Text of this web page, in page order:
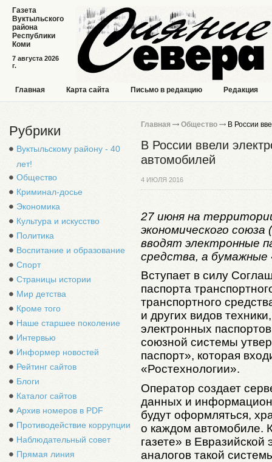
7 августа 2026
г.
Газета
Вуктыльского
района
Республики
Коми
Главная Карта сайта Письмо в редакцию Редакция
Рубрики
Вуктыльскому району - 40
лет!
Общество
Криминал-досье
Экономика
Культура и искусство
Политика
Воспитание и образование
Спорт
Страницы истории
Мир детства
Кроме того
Наше старшее поколение
Интервью
Информер новостей
Рейтинг сайтов
Блоги
Каталог сайтов
Архив номеров в PDF
Противодействие коррупции
Наблюдательный совет
Прямая линия
Главная Общество В России
В России ввели
автомобилей
4 ИЮЛЯ 2016
27 июня на
экономического
вводят электронные
средства, а бумажные
Вступает в силу
паспорта
транспортного
и других видов
электронных
союзной системы
паспорт», которая
«Ростехнологии».
Оператор создает
данных и
будут оформляться,
о каждом автомобиле.
газете» в
аналогов такой